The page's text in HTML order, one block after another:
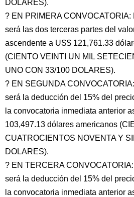
DÓLARES).
? EN PRIMERA CONVOCATORIA:
será las dos terceras partes del
ascendente a US$ 121,761.33
(CIENTO VEINTI UN MIL
UNO CON 33/100 DOLARES).
? EN SEGUNDA
será la deducción del 15% del
la convocatoria inmediata anterior
103,497.13 dólares americanos
CUATROCIENTOS NOVENTA Y
DOLARES).
? EN TERCERA
será la deducción del 15% del
la convocatoria inmediata anterior